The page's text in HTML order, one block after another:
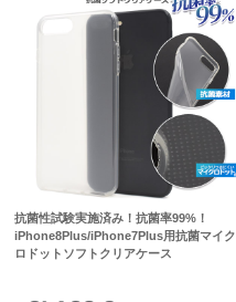
抗菌性試験実施済み！抗菌率99%！
iPhone8Plus/iPhone7Plus用抗菌マイク
ロドットソフトクリアケース